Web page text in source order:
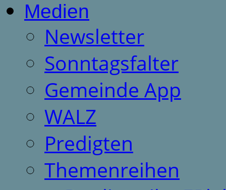
Medien
Newsletter
Sonntagsfalter
Gemeinde App
WALZ
Predigten
Themenreihen